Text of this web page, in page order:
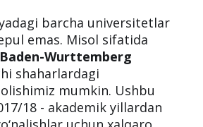
barcha universitetlar
emas. Misol sifatida
Baden-Wurttemberg
shaharlardagi
mumkin. Ushbu
18 - akademik yillardan